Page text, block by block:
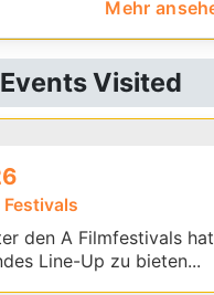
Mehr
Visited
Festivals
den A Filmfestivals
Line-Up zu bieten...